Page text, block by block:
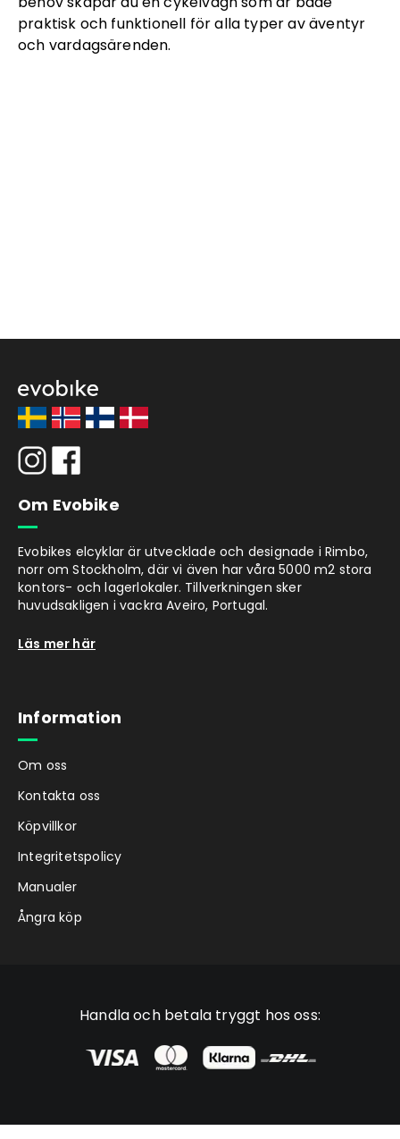
praktisk och funktionell för alla typer av äventyr
och vardagsärenden.
Om Evobike
Evobikes elcyklar är utvecklade och designade i Rimbo,
norr om Stockholm, där vi även har våra 5000 m2 stora
kontors- och lagerlokaler. Tillverkningen sker
huvudsakligen i vackra Aveiro, Portugal.
Läs mer här
Information
Om oss
Kontakta oss
Köpvillkor
Integritetspolicy
Manualer
Ångra köp
Handla och betala tryggt hos oss: